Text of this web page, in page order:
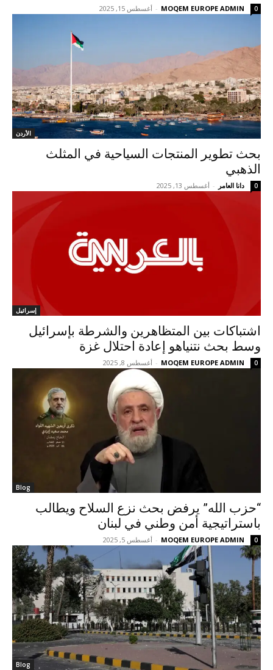
MOQEM EUROPE ADMIN
- أغسطس 15, 2025 0
الأردن
بحث تطوير المنتجات السياحية في المثلث
الذهبي
دانا العامر - أغسطس 13, 2025 0
إسرائيل
اشتباكات بين المتظاهرين والشرطة بإسرائيل
وسط بحث نتنياهو إعادة احتلال غزة
MOQEM EUROPE ADMIN
- أغسطس 8, 2025 0
Blog
“حزب الله” يرفض بحث نزع السلاح ويطالب
باستراتيجية أمن وطني في لبنان
MOQEM EUROPE ADMIN
- أغسطس 5, 2025 0
Blog